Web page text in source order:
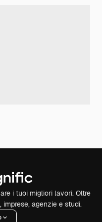
i tuoi migliori lavori. Oltre
imprese, agenzie e studi.